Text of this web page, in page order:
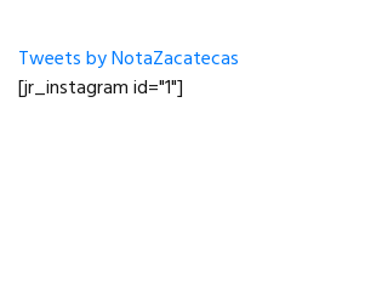
Tweets by NotaZacatecas
[jr_instagram id="1"]